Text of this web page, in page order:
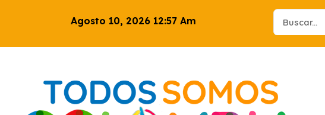
Agosto 10, 2026 12:57 Am
Search
...